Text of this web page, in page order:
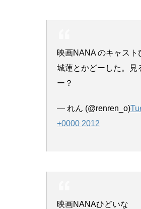
映画NANA のキャスト
城蓮とかどーした。見
ー？
— れん (@renren_o)
+0000 2012
映画NANAひどいな